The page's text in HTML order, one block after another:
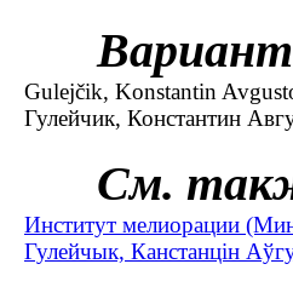
Gulejčik, Konstantin
Гулейчик, Константин
См.
Институт мелиорации
Гулейчык, Канстанцін